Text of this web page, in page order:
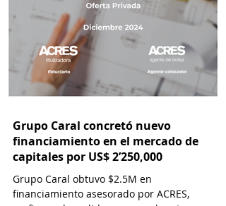
Grupo Caral concretó nuevo
financiamiento en el mercado de
capitales por US$ 2’250,000
Grupo Caral obtuvo $2.5M en
financiamiento asesorado por ACRES,